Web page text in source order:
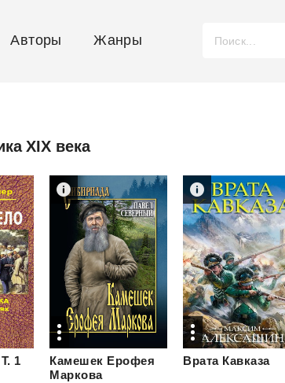
Авторы Жанры
XIX века
Т. 1
Камешек Ерофея
Маркова
Врата Кавказа